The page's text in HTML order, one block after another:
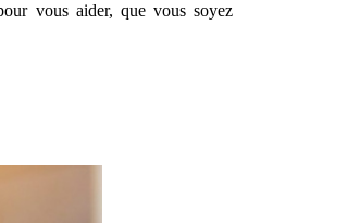
vous aider, que vous soyez